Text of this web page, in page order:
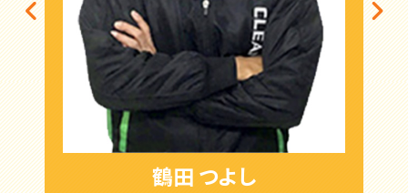
鶴田 つよし